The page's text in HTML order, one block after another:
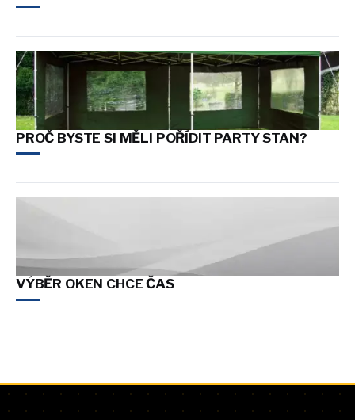
PROČ BYSTE SI MĚLI POŘÍDIT PARTY STAN?
VÝBĚR OKEN CHCE ČAS